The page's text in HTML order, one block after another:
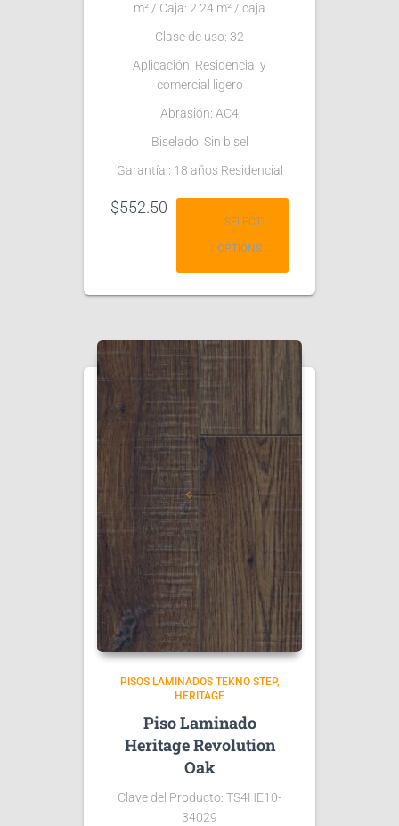
m² / Caja: 2.24 m² / caja
Clase de uso: 32
Aplicación: Residencial y
comercial ligero
Abrasión: AC4
Biselado: Sin bisel
Garantía : 18 años Residencial
$552.50
SELECT
OPTIONS
PISOS LAMINADOS TEKNO STEP
HERITAGE
Piso Laminado
Heritage Revolution
Oak
Clave del Producto: TS4HE10-
34029